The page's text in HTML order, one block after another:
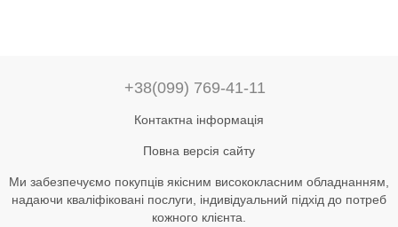
+38(099) 769-41-11
Контактна інформація
Повна версія сайту
Ми забезпечуємо покупців якісним висококласним обладнанням,
надаючи кваліфіковані послуги, індивідуальний підхід до потреб
кожного клієнта.